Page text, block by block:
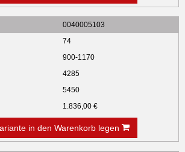
0040005103
74
900-1170
4285
5450
1.836,00 €
in den Warenkorb legen